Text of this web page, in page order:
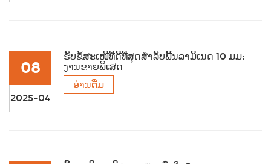
08
2025-04
ຮັບຂໍ້ສະເໜີທີ່ດີທີ່ສຸດສຳລັບພື້ນລາມິເນດ 10 ມມ:
ງານຂາຍພິເສດ
ອ່ານຕື່ມ